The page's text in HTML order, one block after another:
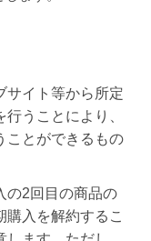
サイト等から所定
うことにより、
ことができるもの
の2回目の商品の
購入を解約するこ